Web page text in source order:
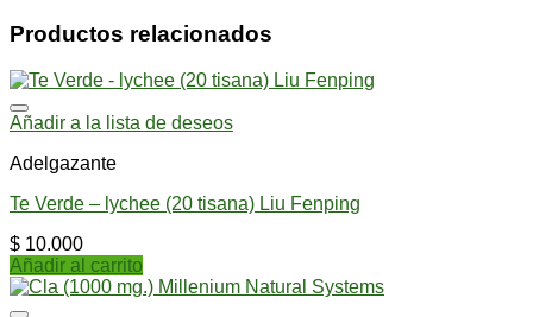
Productos relacionados
Añadir a la lista de deseos
Adelgazante
Te Verde – lychee (20 tisana) Liu Fenping
$ 10.000
Añadir al carrito